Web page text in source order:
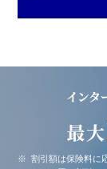
※ 割引額は保険料に